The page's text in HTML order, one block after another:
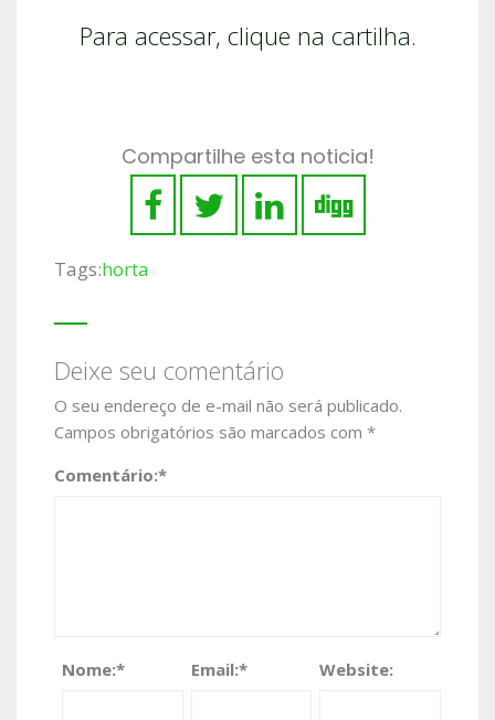
Para acessar, clique na cartilha.
Compartilhe esta noticia!
Tags:horta
Deixe seu comentário
O seu endereço de e-mail não será publicado.
Campos obrigatórios são marcados com *
Comentário:*
Nome:* Email:* Website: